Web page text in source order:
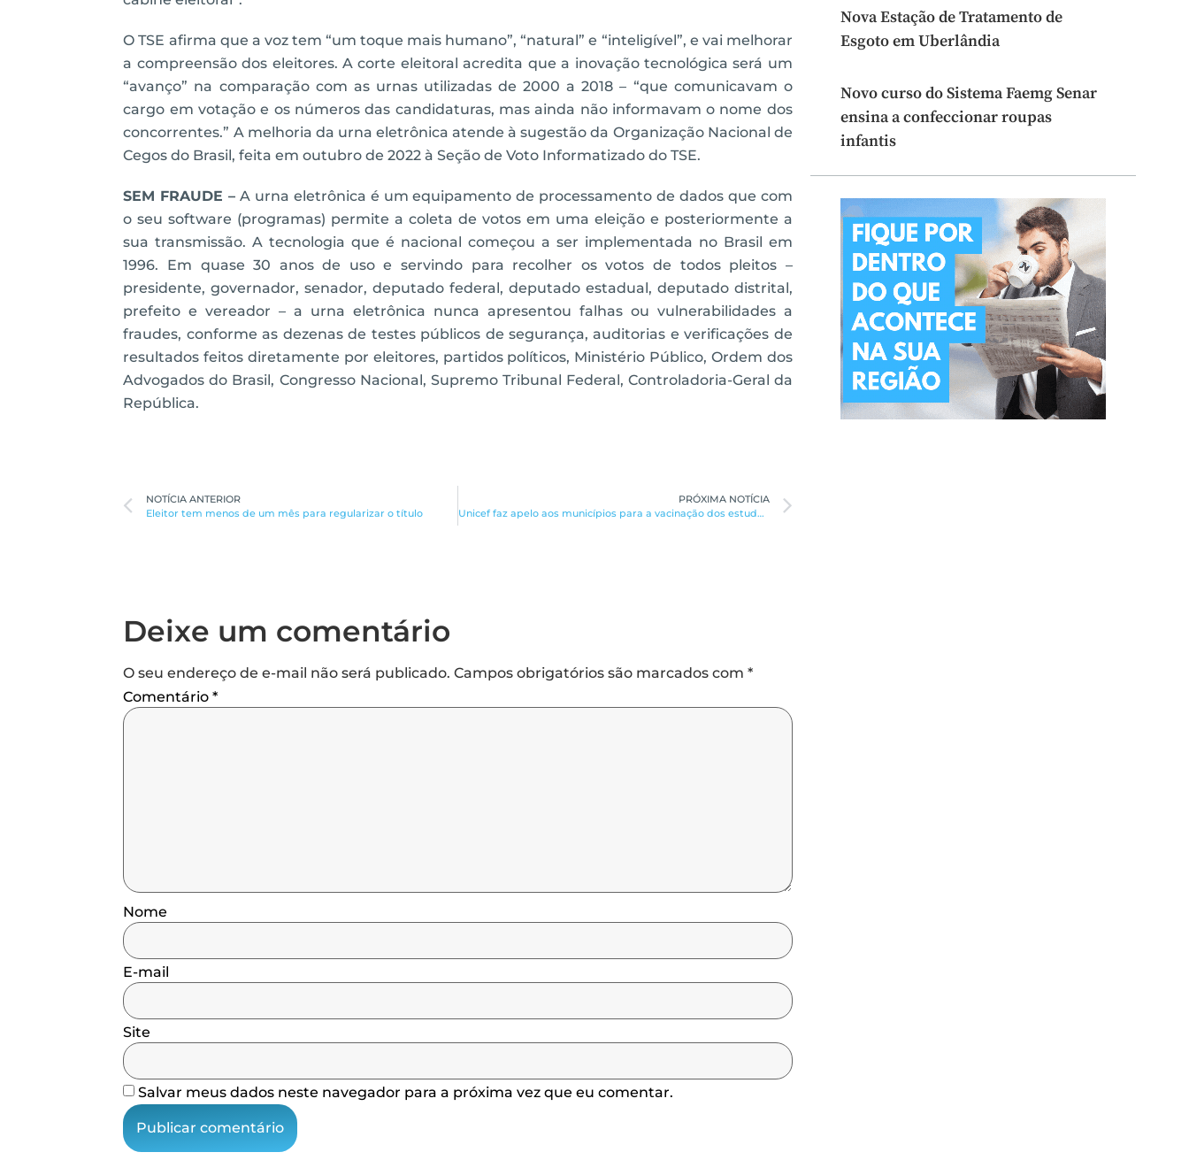
O TSE afirma que a voz tem “um toque mais humano”, “natural” e “inteligível”, e vai melhorar
a compreensão dos eleitores. A corte eleitoral acredita que a inovação tecnológica será um
“avanço” na comparação com as urnas utilizadas de 2000 a 2018 – “que comunicavam o
cargo em votação e os números das candidaturas, mas ainda não informavam o nome dos
concorrentes.” A melhoria da urna eletrônica atende à sugestão da Organização Nacional de
Cegos do Brasil, feita em outubro de 2022 à Seção de Voto Informatizado do TSE.
SEM FRAUDE – A urna eletrônica é um equipamento de processamento de dados que com
o seu software (programas) permite a coleta de votos em uma eleição e posteriormente a
sua transmissão. A tecnologia que é nacional começou a ser implementada no Brasil em
1996. Em quase 30 anos de uso e servindo para recolher os votos de todos pleitos –
presidente, governador, senador, deputado federal, deputado estadual, deputado distrital,
prefeito e vereador – a urna eletrônica nunca apresentou falhas ou vulnerabilidades a
fraudes, conforme as dezenas de testes públicos de segurança, auditorias e verificações de
resultados feitos diretamente por eleitores, partidos políticos, Ministério Público, Ordem dos
Advogados do Brasil, Congresso Nacional, Supremo Tribunal Federal, Controladoria-Geral da
República.
NOTÍCIA ANTERIOR
Eleitor tem menos de um mês para regularizar o título
PRÓXIMA NOTÍCIA
Unicef faz apelo aos municípios para a vacinação dos estudantes
Deixe um comentário
O seu endereço de e-mail não será publicado. Campos obrigatórios são marcados com*
Comentário*
Nome
E-mail
Site
Salvar meus dados neste navegador para a próxima vez que eu comentar.
Nova Estação de Tratamento de
Esgoto em Uberlândia
Novo curso do Sistema Faemg Senar
ensina a confeccionar roupas
infantis